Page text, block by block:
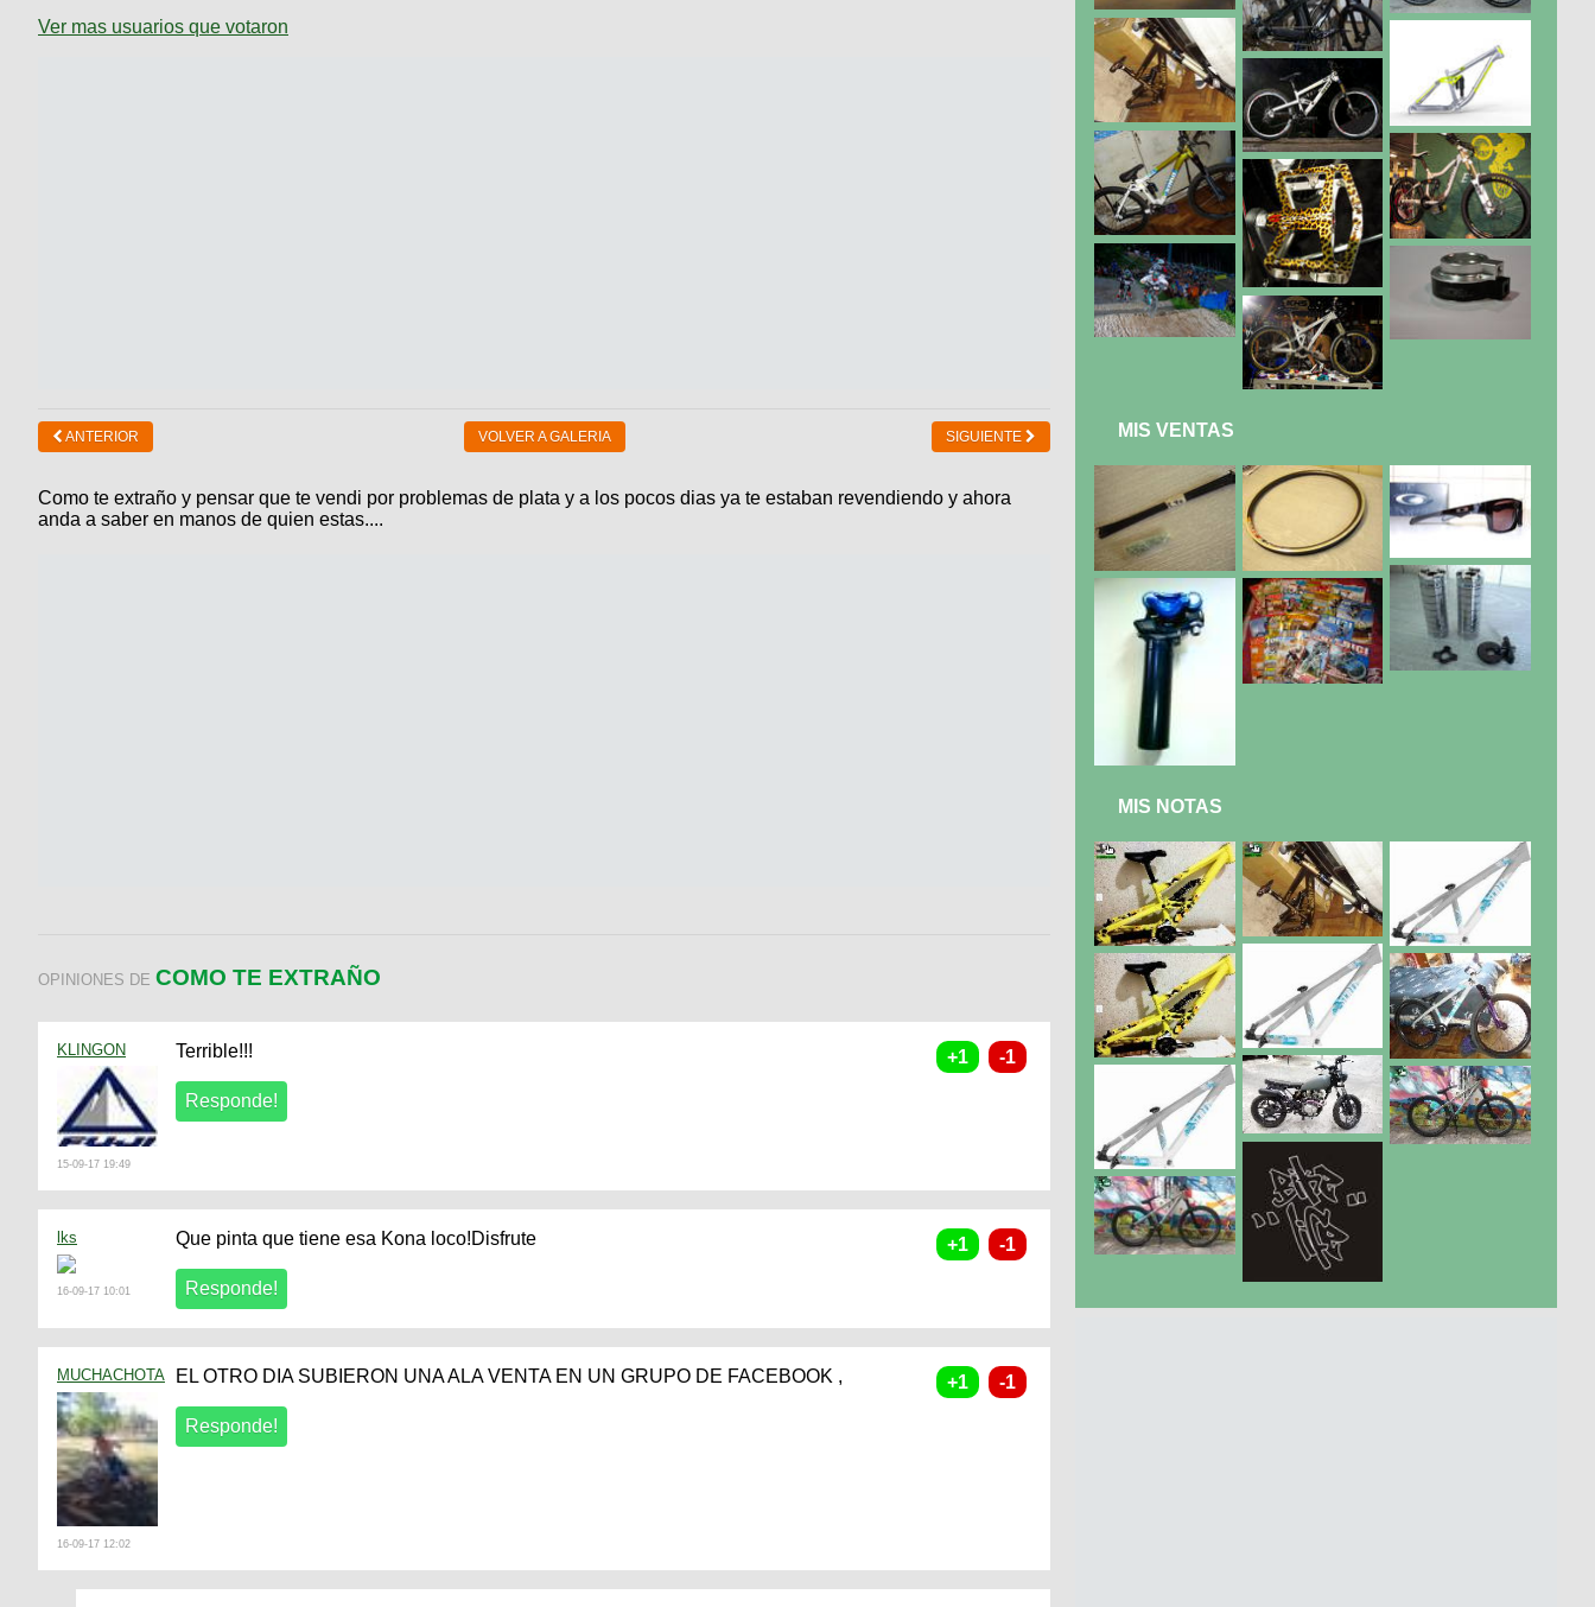
Ver mas usuarios que votaron
ANTERIOR VOLVER A GALERIA SIGUIENTE
Como te extraño y pensar que te vendi por problemas de plata y a los pocos dias ya te estaban revendiendo y ahora
anda a saber en manos de quien estas....
OPINIONES DE COMO TE EXTRAÑO
KLINGON
15-09-17 19:49
Terrible!!!
lks
16-09-17 10:01
Que pinta que tiene esa Kona loco!Disfrute
MUCHACHOTA
16-09-17 12:02
EL OTRO DIA SUBIERON UNA ALA VENTA EN UN GRUPO DE FACEBOOK ,
MIS VENTAS
MIS NOTAS